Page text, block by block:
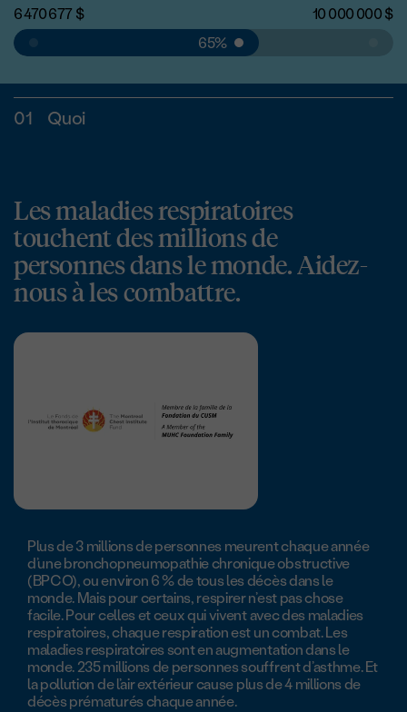
6 470 677 $ 10 000 000$
65%
01 Quoi
Les maladies respiratoires
touchent des millions de
personnes dans le monde. Aidez-
nous à les combattre.
Plus de 3 millions de personnes meurent chaque année
d’une bronchopneumopathie chronique obstructive
(BPCO), ou environ 6 % de tous les décès dans le
monde. Mais pour certains, respirer n’est pas chose
facile. Pour celles et ceux qui vivent avec des maladies
respiratoires, chaque respiration est un combat. Les
maladies respiratoires sont en augmentation dans le
monde. 235 millions de personnes souffrent d’asthme. Et
la pollution de l’air extérieur cause plus de 4 millions de
décès prématurés chaque année.